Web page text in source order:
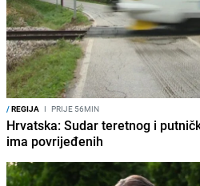
/REGIJA I PRIJE 56MIN
Hrvatska: Sudar teretnog i
ima povrijeđenih